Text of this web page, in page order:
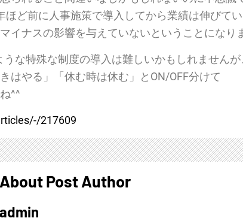
ど前に人事施策で導入してから業績は伸びて
イナスの影響を与えていないということになり
な特殊な制度の導入は難しいかもしれませんが
はやる」「休む時は休む」とON/OFF分けて
^^
217609
About Post Author
admin